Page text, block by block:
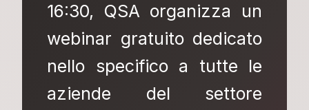
16:30, QSA organizza un
webinar gratuito dedicato
nello specifico a tutte le
aziende del settore